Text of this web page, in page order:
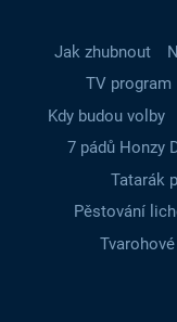
Jak zhubnout
TV program
Kdy budou volby
7 pádů Honzy
Tatarák
Pěstování